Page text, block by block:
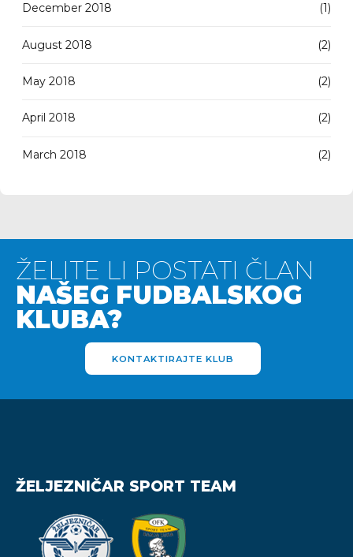
December 2018 (1)
August 2018 (2)
May 2018 (2)
April 2018 (2)
March 2018 (2)
ŽELITE LI POSTATI ČLAN
NAŠEG FUDBALSKOG
KLUBA?
KONTAKTIRAJTE KLUB
ŽELJEZNIČAR SPORT TEAM